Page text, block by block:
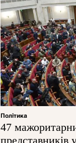
Політика
47
представників